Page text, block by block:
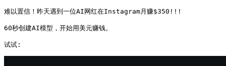
难以置信！昨天遇到一位AI网红在Instagram月赚$350!!!
60秒创建AI模型，开始用美元赚钱。
试试: